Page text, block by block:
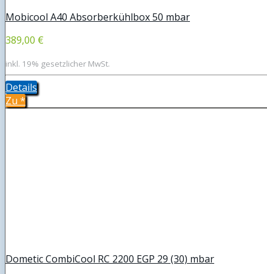
Mobicool A40 Absorberkühlbox 50 mbar
389,00 €
inkl. 19% gesetzlicher MwSt.
Details
Zu *
Dometic CombiCool RC 2200 EGP 29 (30) mbar